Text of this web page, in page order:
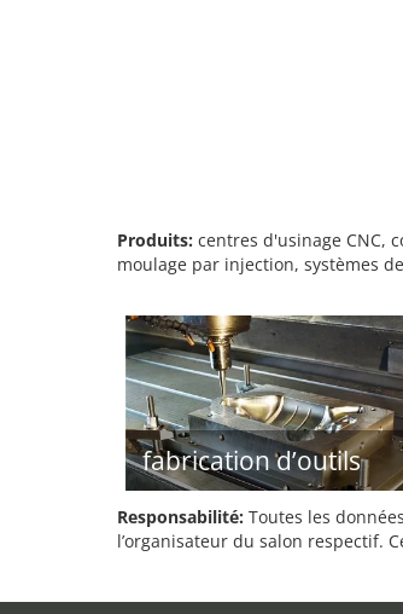
Produits: centres d'usinage CNC,
moulage par injection, systèmes
fabrication d’outils
Responsabilité: Toutes les
l’organisateur du salon respectif.